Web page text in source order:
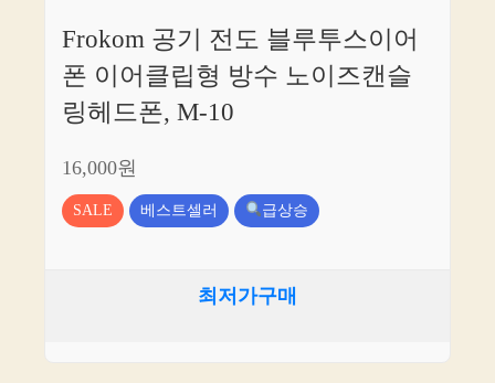
Frokom 공기 전도 블루투스이어
폰 이어클립형 방수 노이즈캔슬
링헤드폰, M-10
16,000원
SALE 베스트셀러 급상승
최저가구매